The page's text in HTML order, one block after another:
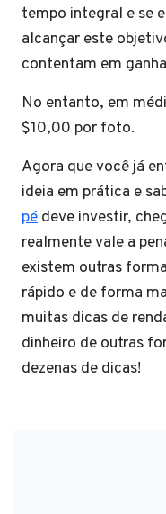
tempo integral e se
alcançar este
contentam em
No entanto, em
$10,00 por foto.
Agora que você já
ideia em prática e
pé deve investir,
realmente vale a
existem outras
rápido e de forma
muitas dicas de
dinheiro de outras
dezenas de dicas!